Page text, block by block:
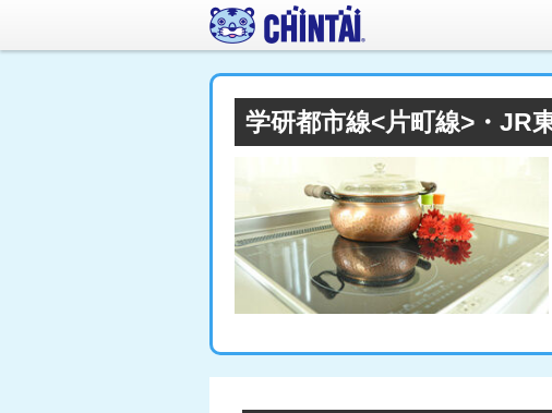
学研都市線<片町線>・JR